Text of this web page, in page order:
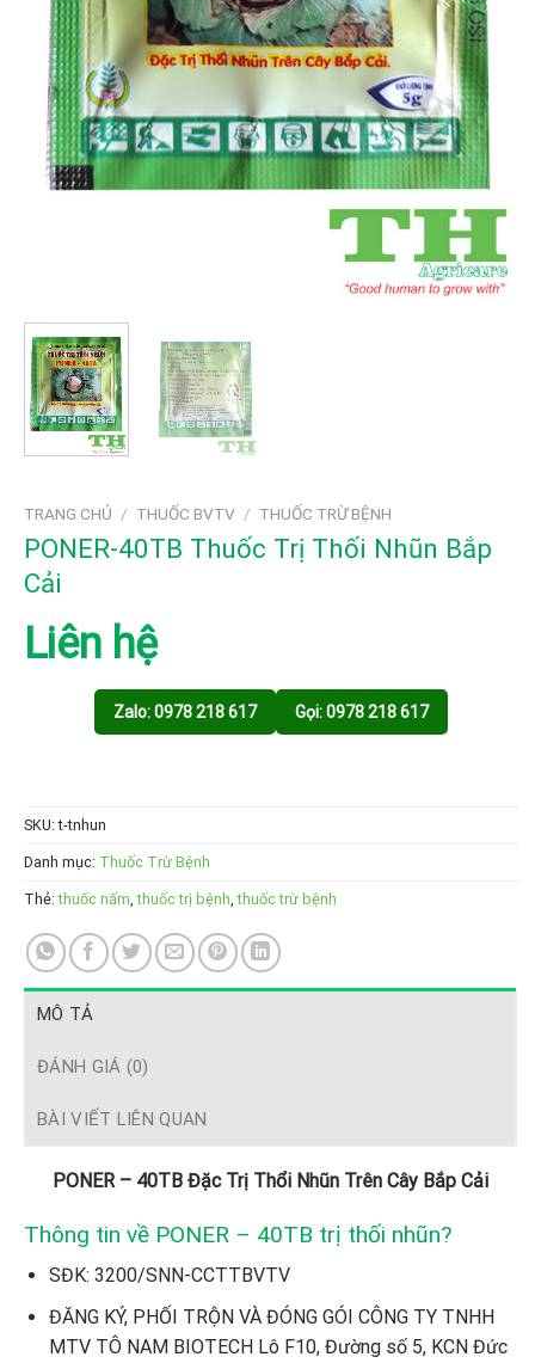
TRANG CHỦ / THUỐC BVTV / THUỐC TRỪ BỆNH
PONER-40TB Thuốc Trị Thối Nhũn Bắp
Cải
Liên hệ
Zalo: 0978 218 617 Gọi: 0978 218 617
SKU:t-tnhun
Danh mục: Thuốc Trừ Bệnh
Thẻ:thuốc nấm ,thuốc trị bệnh ,thuốc trừ bệnh
MÔ TẢ
ĐÁNH GIÁ (0)
BÀI VIẾT LIÊN QUAN
PONER – 40TB Đặc Trị Thổi Nhũn Trên Cây Bắp Cải
Thông tin về PONER – 40TB trị thối nhũn?
SĐK: 3200/SNN-CCTTBVTV
ĐĂNG KÝ, PHỐI TRỘN VÀ ĐÓNG GÓI CÔNG TY TNHH
MTV TÔ NAM BIOTECH Lô F10, Đường số 5, KCN Đức